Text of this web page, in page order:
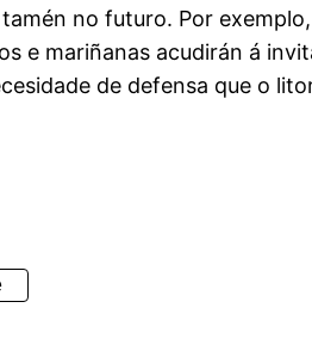
no futuro. Por
e mariñanas acudirán á
de defensa que o